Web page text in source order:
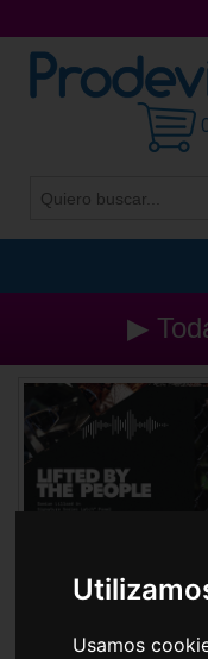
Usamos
▶
Gafas de Sol
Ordenar por